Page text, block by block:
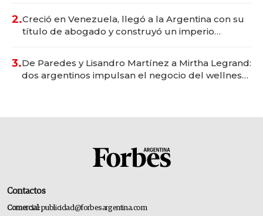
2.Creció en Venezuela, llegó a la Argentina con su
título de abogado y construyó un imperio
3.De Paredes y Lisandro Martínez a Mirtha Legrand:
dos argentinos impulsan el negocio del wellness
Contactos
Comercial:publicidad@forbesargentina.com